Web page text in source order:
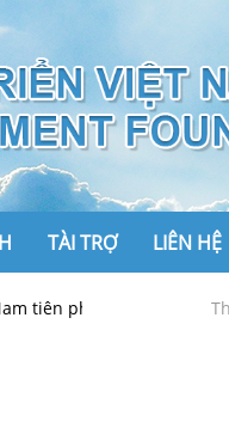
TÀI TRỢ LIÊN HỆ
kiến tạo hòa bình,